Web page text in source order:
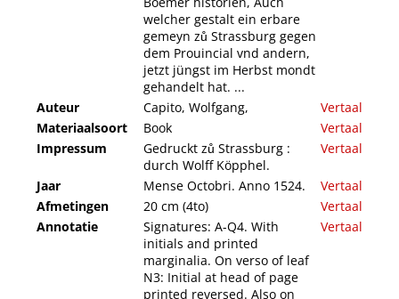
welcher gestalt ein erbare
gemeyn zů Strassburg gegen
dem Prouincial vnd andern,
jetzt jüngst im Herbst mondt
gehandelt hat. ...
Auteur Capito, Wolfgang,
Vertaal
Materiaalsoort
Book
Vertaal
Impressum
Gedruckt zů Strassburg :
durch Wolff Köpphel.
Vertaal
Jaar Mense Octobri. Anno 1524.
Vertaal
Afmetingen
20 cm (4to)
Vertaal
Annotatie
Signatures: A-Q4. With
initials and printed
marginalia. On verso of leaf
N3: Initial at head of page
printed reversed. Also on
Vertaal